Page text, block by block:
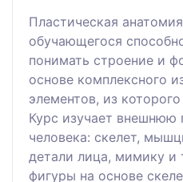
Пластическая
обучающегося
понимать строение и
основе комплексного
элементов, из
Курс изучает внешнюю
человека: скелет,
детали лица, мимику и
фигуры на основе